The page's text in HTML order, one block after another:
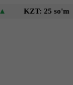
KZT: 25 so'm▲